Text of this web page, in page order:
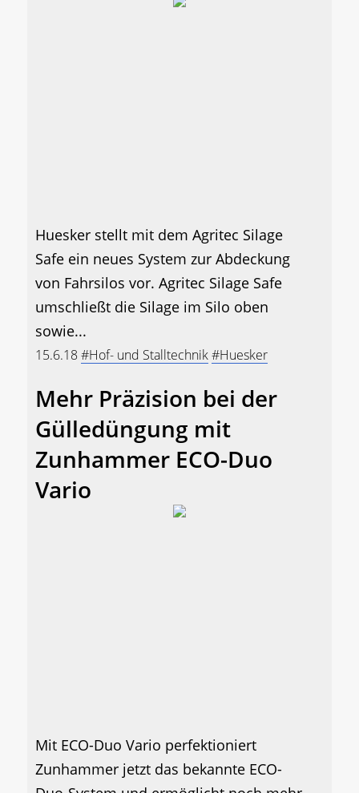
Huesker stellt mit dem Agritec Silage
Safe ein neues System zur Abdeckung
von Fahrsilos vor. Agritec Silage Safe
umschließt die Silage im Silo oben
sowie...
15.6.18#Hof- und Stalltechnik#Huesker
Mehr Präzision bei der
Gülledüngung mit
Zunhammer ECO-Duo
Vario
Mit ECO-Duo Vario perfektioniert
Zunhammer jetzt das bekannte ECO-